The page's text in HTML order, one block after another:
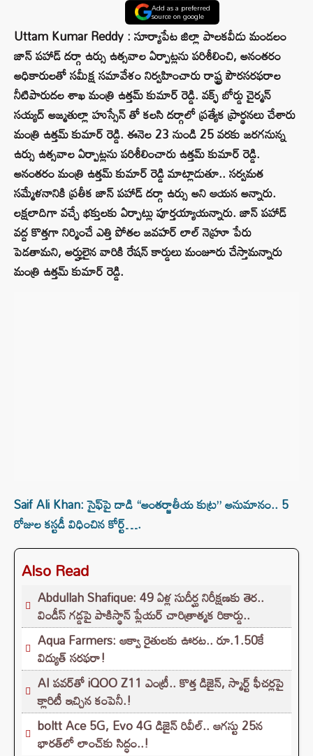
Add as a preferred
source on google
Uttam Kumar Reddy : సూర్యాపేట జిల్లా పాలకవీడు మండలం
జాన్ పహాడ్ దర్గా ఉర్సు ఉత్సవాల ఏర్పాట్లను పరిశీలించి, అనంతరం
అధికారులతో సమీక్ష సమావేశం నిర్వహించారు రాష్ట్ర పౌరసరఫరాల
నీటిపారుదల శాఖ మంత్రి ఉత్తమ్ కుమార్ రెడ్డి. వక్ఫ్ బోర్డు చైర్మన్
సయ్యద్ అజ్మతుల్లా హుస్సేన్ తో కలసి దర్గాలో ప్రత్యేక ప్రార్థనలు చేశారు
మంత్రి ఉత్తమ్‌ కుమార్‌ రెడ్డి. ఈనెల 23 నుండి 25 వరకు జరగనున్న
ఉర్సు ఉత్సవాల ఏర్పాట్లను పరిశీలించారు ఉత్తమ్ కుమార్‌ రెడ్డి.
అనంతరం మంత్రి ఉత్తమ్ కుమార్‌ రెడ్డి మాట్లాడుతూ.. సర్వమత
సమ్మేళనానికి ప్రతీక జాన్ పహాడ్ దర్గా ఉర్సు అని ఆయన అన్నారు.
లక్షలాదిగా వచ్చే భక్తులకు ఏర్పాట్లు పూర్తయ్యాయన్నారు. జాన్ పహాడ్
వద్ద కొత్తగా నిర్మించే ఎత్తి పోతల జవహర్ లాల్ నెహ్రూ పేరు
పెడతామని, అర్హులైన వారికి రేషన్ కార్డులు మంజూరు చేస్తామన్నారు
మంత్రి ఉత్తమ్‌ కుమార్‌ రెడ్డి.
Saif Ali Khan: సైఫ్‌పై దాడి “అంతర్జాతీయ కుట్ర” అనుమానం.. 5
రోజుల కస్టడీ విధించిన కోర్ట్….
Also Read
Abdullah Shafique: 49 ఏళ్ల సుదీర్ఘ నిరీక్షణకు తెర..
విండీస్ గడ్డపై పాకిస్థాన్ ప్లేయర్ చారిత్రాత్మక రికార్డు..
Aqua Farmers: ఆక్వా రైతులకు ఊరట.. రూ.1.50కే
విద్యుత్‌ సరఫరా!
AI పవర్‌తో iQOO Z11 ఎంట్రీ.. కొత్త డిజైన్, స్మార్ట్ ఫీచర్లపై
క్లారిటీ ఇచ్చిన కంపెనీ.!
boltt Ace 5G, Evo 4G డిజైన్ రివీల్.. ఆగస్టు 25న
భారత్‌లో లాంచ్‌కు సిద్ధం..!